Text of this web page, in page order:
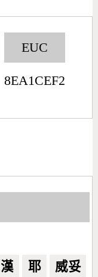
EUC
8EA1CEF2
漢 耶 威妥